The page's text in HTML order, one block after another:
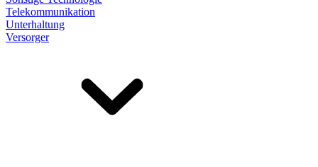
Telekommunikation
Unterhaltung
Versorger